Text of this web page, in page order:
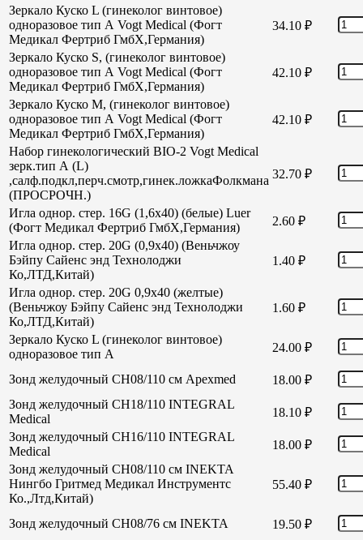
Зеркало Куско L (гинеколог винтовое)
одноразовое тип А Vogt Medical (Фогт
Медикал Фертриб ГмбХ,Германия)
34.10 ₽
Зеркало Куско S, (гинеколог винтовое)
одноразовое тип А Vogt Medical (Фогт
Медикал Фертриб ГмбХ,Германия)
42.10 ₽
Зеркало Куско М, (гинеколог винтовое)
одноразовое тип А Vogt Medical (Фогт
Медикал Фертриб ГмбХ,Германия)
42.10 ₽
Набор гинекологический BIO-2 Vogt Medical
зерк.тип А (L)
,салф.подкл,перч.смотр,гинек.ложкаФолкмана
(ПРОСРОЧН.)
32.70 ₽
Игла однор. стер. 16G (1,6х40) (белые) Luer
(Фогт Медикал Фертриб ГмбХ,Германия)
2.60 ₽
Игла однор. стер. 20G (0,9х40) (Веньчжоу
Бэйпу Сайенс энд Технолоджи
Ко,ЛТД,Китай)
1.40 ₽
Игла однор. стер. 20G 0,9х40 (желтые)
(Веньчжоу Бэйпу Сайенс энд Технолоджи
Ко,ЛТД,Китай)
1.60 ₽
Зеркало Куско L (гинеколог винтовое)
одноразовое тип А
24.00 ₽
Зонд желудочный СН08/110 см Apexmed 18.00 ₽
Зонд желудочный СН18/110 INTEGRAL
Medical
18.10 ₽
Зонд желудочный СН16/110 INTEGRAL
Medical
18.00 ₽
Зонд желудочный СН08/110 см INEKTA
Нингбо Гритмед Медикал Инструментс
Ко.,Лтд,Китай)
55.40 ₽
Зонд желудочный СН08/76 см INEKTA 19.50 ₽